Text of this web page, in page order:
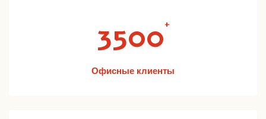
3500+
Офисные клиенты